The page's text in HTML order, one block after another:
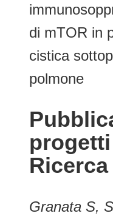
di mTOR in
cistica
polmone
progetti
Ricerca
Granata S,